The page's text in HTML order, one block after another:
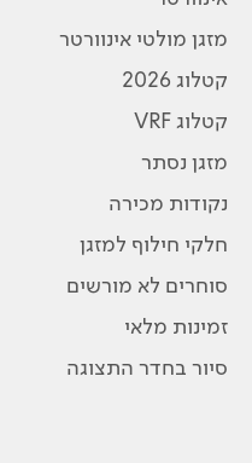
מזגן מולטי אינוורטר
קטלוג 2026
קטלוג VRF
מזגן נסתר
נקודות מכירה
חלקי חילוף למזגן
סוחרים לא מורשים
זמינות מלאי
סיור בחדר התצוגה